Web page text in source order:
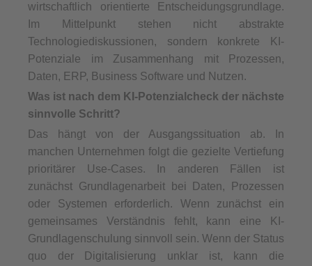
wirtschaftlich orientierte Entscheidungsgrundlage.
Im Mittelpunkt stehen nicht abstrakte
Technologiediskussionen, sondern konkrete KI-
Potenziale im Zusammenhang mit Prozessen,
Daten, ERP, Business Software und Nutzen.
Was ist nach dem KI-Potenzialcheck der nächste
sinnvolle Schritt?
Das hängt von der Ausgangssituation ab. In
manchen Unternehmen folgt die gezielte Vertiefung
prioritärer Use-Cases. In anderen Fällen ist
zunächst Grundlagenarbeit bei Daten, Prozessen
oder Systemen erforderlich. Wenn zunächst ein
gemeinsames Verständnis fehlt, kann eine KI-
Grundlagenschulung sinnvoll sein. Wenn der Status
quo der Digitalisierung unklar ist, kann die